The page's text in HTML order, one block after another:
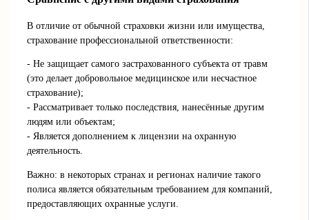
В отличие от обычной страховки жизни или имущества,
страхование профессиональной ответственности:
- Не защищает самого застрахованного субъекта от травм
(это делает добровольное медицинское или несчастное
страхование);
- Рассматривает только последствия, нанесённые другим
людям или объектам;
- Является дополнением к лицензии на охранную
деятельность.
Важно: в некоторых странах и регионах наличие такого
полиса является обязательным требованием для компаний,
предоставляющих охранные услуги.